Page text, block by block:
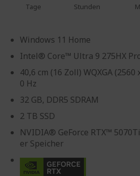
Tage Stunden
Windows 11 Home
Intel® Core™ Ultra 9 275HX
40,6 cm (16 Zoll) WQXGA (2560
0 Hz
32 GB, DDR5 SDRAM
2 TB SSD
NVIDIA® GeForce RTX™
er Speicher